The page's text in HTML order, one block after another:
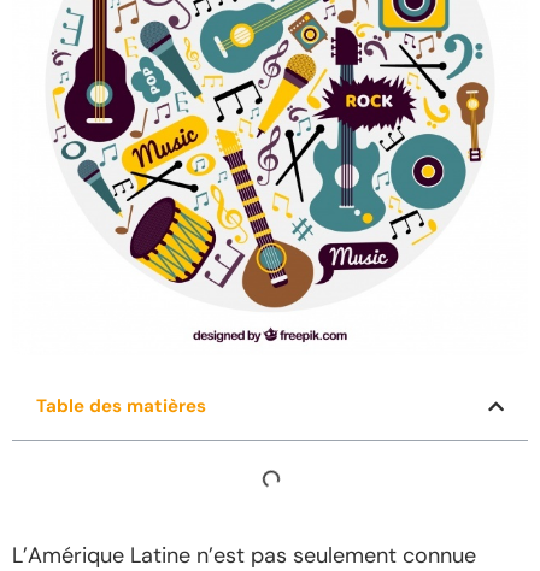
Table des matières
L’Amérique Latine n’est pas seulement connue